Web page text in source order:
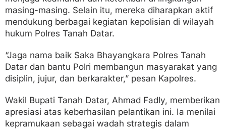
masing-masing. Selain itu, mereka diharapkan aktif
mendukung berbagai kegiatan kepolisian di wilayah
hukum Polres Tanah Datar.
“Jaga nama baik Saka Bhayangkara Polres Tanah
Datar dan bantu Polri membangun masyarakat yang
disiplin, jujur, dan berkarakter,” pesan Kapolres.
Wakil Bupati Tanah Datar, Ahmad Fadly, memberikan
apresiasi atas keberhasilan pelantikan ini. Ia menilai
kepramukaan sebagai wadah strategis dalam